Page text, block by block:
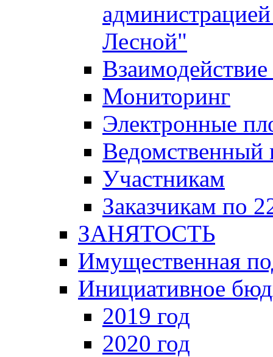
Лесной"
Мониторинг
Электронные
Ведомственный
Участникам
Заказчикам по
ЗАНЯТОСТЬ
Имущественная
Инициативное
2019 год
2020 год